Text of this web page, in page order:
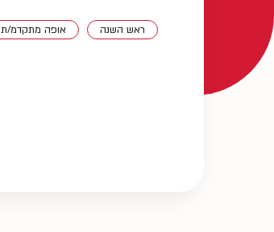
ראש השנה אופה מתקדמ/ת